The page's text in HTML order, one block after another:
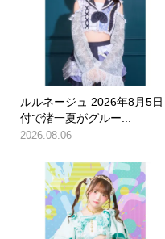
ルルネージュ 2026年8月5日
付で渚一夏がグルー...
2026.08.06